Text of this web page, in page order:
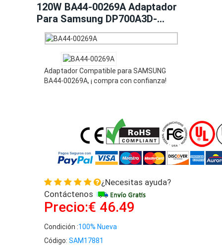
120W BA44-00269A Adaptador
Para Samsung DP700A3D-
A01US,DP700A3D-A01PT
DP700A3B AIO
Adaptador Compatible para SAMSUNG
BA44-00269A, ¡ compra con confianza!
¿Necesitas ayuda?
Contáctenos
Precio:€ 46.49
Condición :100% Nueva
Código: SAM17881